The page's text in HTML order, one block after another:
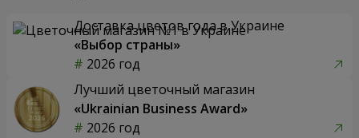
Доставка цветов года в Украине
«Выбор страны»
2026 год
Лучший цветочный магазин
«Ukrainian Business Award»
2026 год